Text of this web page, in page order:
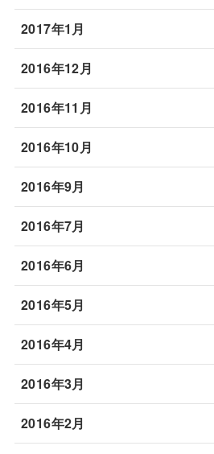
2017年1月
2016年12月
2016年11月
2016年10月
2016年9月
2016年7月
2016年6月
2016年5月
2016年4月
2016年3月
2016年2月